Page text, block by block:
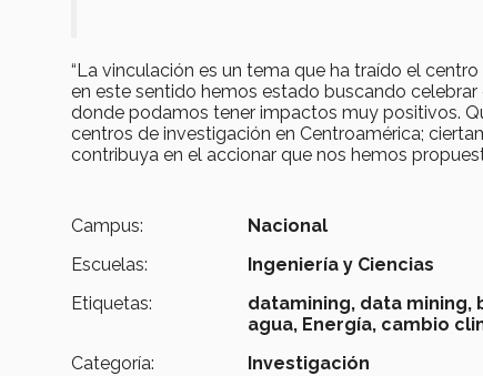
“La vinculación es un tema que ha traído el
en este sentido hemos estado buscando
donde podamos tener impactos muy positivos.
centros de investigación en Centroamérica;
contribuya en el accionar que nos hemos
Campus:
Nacional
Escuelas:
Ingeniería y Ciencias
Etiquetas:
datamining, data mining,
agua, Energía, cambio
Categoría:
Investigación